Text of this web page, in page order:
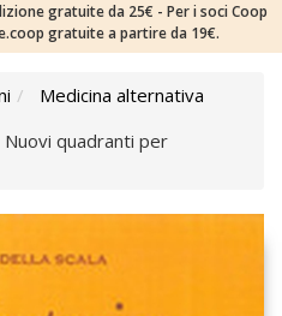
gratuite da 25€ - Per i soci Coop
gratuite a partire da 19€.
Medicina alternativa
quadranti per